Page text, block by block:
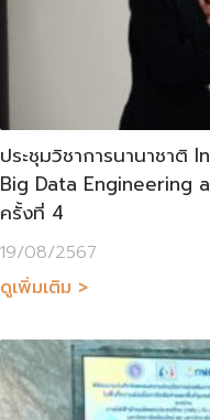
ประชุมวิชาการนานาชา
Big Data Engineering
ครั้งที่ 4
19/08/2567
ดูเพิ่มเติม >